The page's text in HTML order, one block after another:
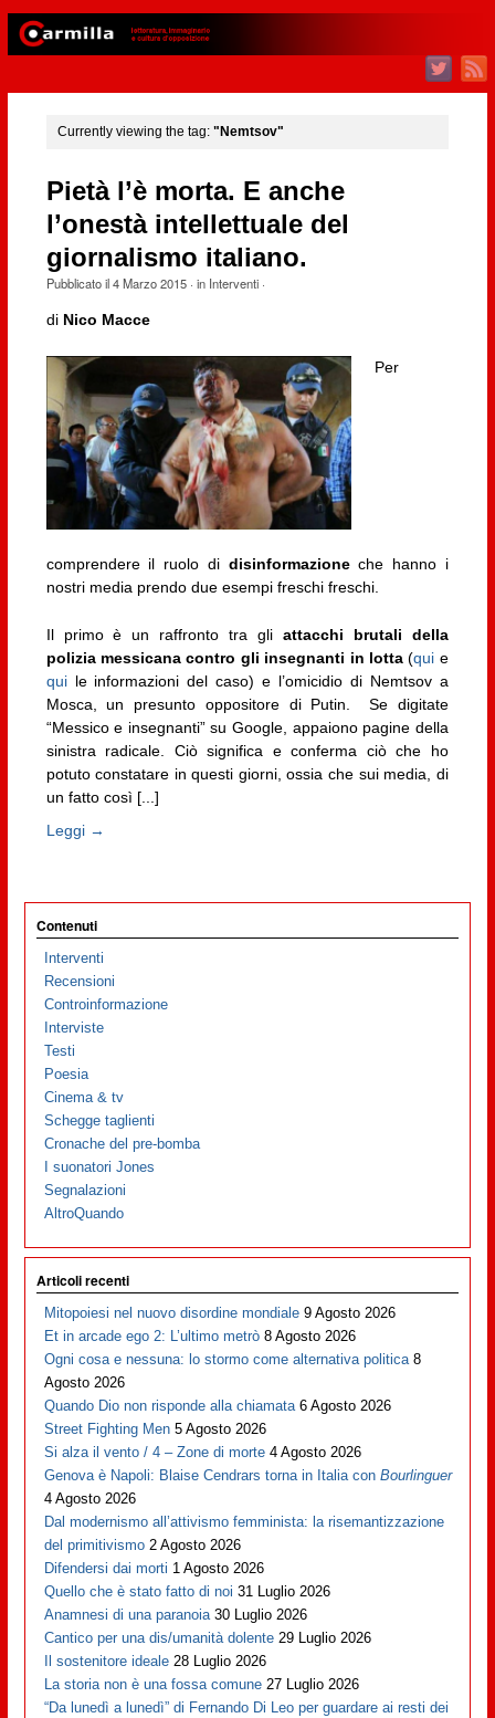
Currently viewing the tag: "Nemtsov"
Pietà l’è morta. E anche
l’onestà intellettuale del
giornalismo italiano.
Pubblicato il4 Marzo 2015· in Interventi·
di Nico Macce
Per
comprendere il ruolo di disinformazioneche hanno i
nostri media prendo due esempi freschi freschi.
Il primo è un raffronto tra gli attacchi brutali della
polizia messicana contro gli insegnanti in lotta(qui e
quile informazioni del caso) e l’omicidio di Nemtsov a
Mosca, un presunto oppositore di Putin. Se digitate
“Messico e insegnanti” su Google, appaiono pagine della
sinistra radicale. Ciò significa e conferma ciò che ho
potuto constatare in questi giorni, ossia che sui media, di
un fatto così [...]
Leggi →
Contenuti
Interventi
Recensioni
Controinformazione
Interviste
Testi
Poesia
Cinema & tv
Schegge taglienti
Cronache del pre-bomba
I suonatori Jones
Segnalazioni
AltroQuando
Articoli recenti
Mitopoiesi nel nuovo disordine mondiale 9 Agosto 2026
Et in arcade ego 2: L’ultimo metrò 8 Agosto 2026
Ogni cosa e nessuna: lo stormo come alternativa politica 8
Agosto 2026
Quando Dio non risponde alla chiamata 6 Agosto 2026
Street Fighting Men 5 Agosto 2026
Si alza il vento / 4 – Zone di morte 4 Agosto 2026
Genova è Napoli: Blaise Cendrars torna in Italia conBourlinguer
4 Agosto 2026
Dal modernismo all’attivismo femminista: la risemantizzazione
del primitivismo 2 Agosto 2026
Difendersi dai morti 1 Agosto 2026
Quello che è stato fatto di noi 31 Luglio 2026
Anamnesi di una paranoia 30 Luglio 2026
Cantico per una dis/umanità dolente 29 Luglio 2026
Il sostenitore ideale 28 Luglio 2026
La storia non è una fossa comune 27 Luglio 2026
“Da lunedì a lunedì” di Fernando Di Leo per guardare ai resti dei